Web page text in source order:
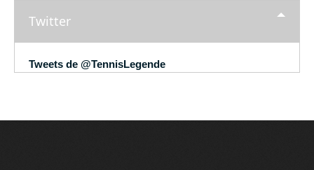
Twitter
Tweets de @TennisLegende